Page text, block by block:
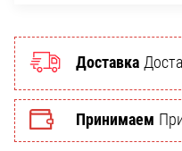
Доставка
Принимаем